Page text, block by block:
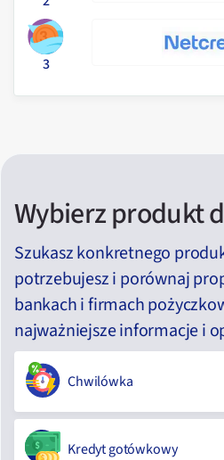
3
Wybierz produkt
Szukasz konkretnego
potrzebujesz i porównaj
bankach i firmach
najważniejsze informacje i
Chwilówka
Kredyt gotówkowy